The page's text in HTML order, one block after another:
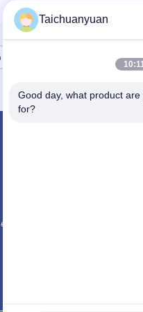
Taichuanyuan
Good day, what product are
for?